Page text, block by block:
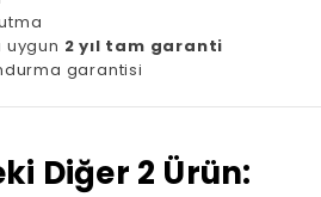
uygun 2 yıl tam garanti
garantisi
Diğer 2 Ürün: